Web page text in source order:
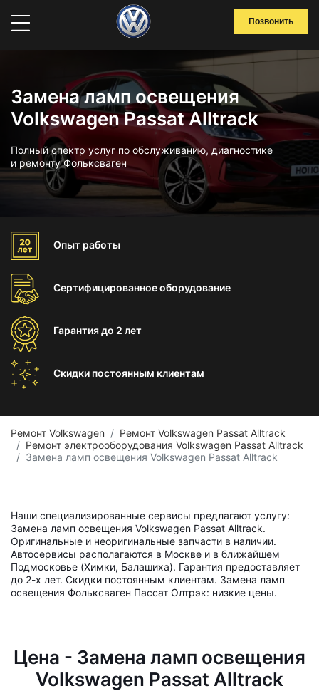
Позвонить
Замена ламп освещения
Volkswagen Passat Alltrack
Полный спектр услуг по обслуживанию, диагностике
и ремонту Фольксваген
Опыт работы
Сертифицированноеоборудование
Гарантиядо 2 лет
Скидки постоянным клиентам
Ремонт Volkswagen
Ремонт Volkswagen Passat Alltrack
Ремонт электрооборудования Volkswagen Passat Alltrack
Замена ламп освещения Volkswagen Passat Alltrack
Наши специализированные сервисы предлагают услугу:
Замена ламп освещения Volkswagen Passat Alltrack.
Оригинальные и неоригинальные запчасти в наличии.
Автосервисы располагаются в Москве и в ближайшем
Подмосковье (Химки, Балашиха). Гарантия предоставляет
до 2-х лет. Скидки постоянным клиентам. Замена ламп
освещения Фольксваген Пассат Олтрэк: низкие цены.
Цена - Замена ламп освещения
Volkswagen Passat Alltrack